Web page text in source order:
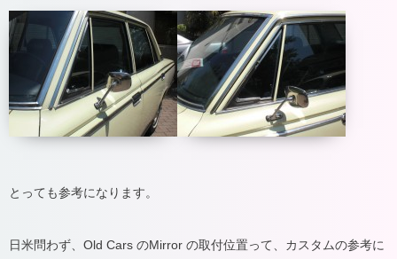
とっても参考になります。
日米問わず、Old Cars のMirror の取付位置って、カスタムの参考に